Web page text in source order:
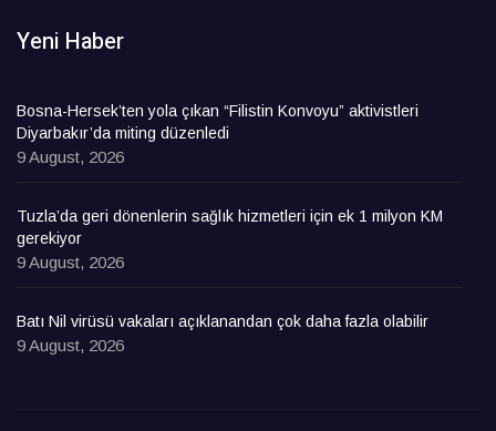
Yeni Haber
Bosna-Hersek’ten yola çıkan “Filistin Konvoyu” aktivistleri
Diyarbakır’da miting düzenledi
9 August, 2026
Tuzla’da geri dönenlerin sağlık hizmetleri için ek 1 milyon KM
gerekiyor
9 August, 2026
Batı Nil virüsü vakaları açıklanandan çok daha fazla olabilir
9 August, 2026